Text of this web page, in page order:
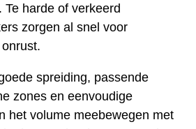
Te harde of verkeerd
zorgen al snel voor
spreiding, passende
zones en eenvoudige
het volume meebewegen met